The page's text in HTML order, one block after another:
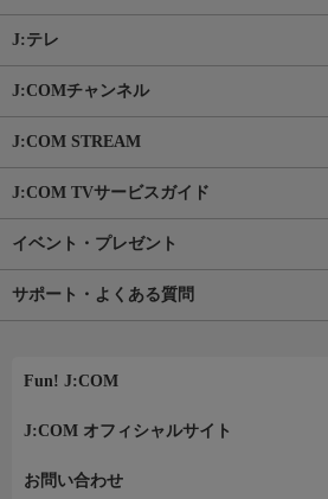
J:テレ
J:COMチャンネル
J:COM STREAM
J:COM TVサービスガイド
イベント・プレゼント
サポート・よくある質問
Fun! J:COM
J:COM オフィシャルサイト
お問い合わせ